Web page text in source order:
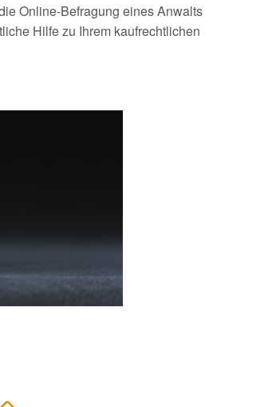
Online-Befragung eines Anwalts
Hilfe zu Ihrem kaufrechtlichen